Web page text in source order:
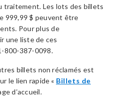
traitement. Les lots des billets
999,99 $ peuvent être
Pour plus de
une liste de ces
800-387-0098.
billets non réclamés est
le lien rapide « Billets de
d’accueil.